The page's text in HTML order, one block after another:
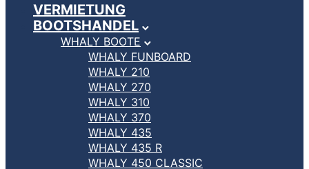
VERMIETUNG
BOOTSHANDEL
WHALY BOOTE
WHALY FUNBOARD
WHALY 210
WHALY 270
WHALY 310
WHALY 370
WHALY 435
WHALY 435 R
WHALY 450 CLASSIC